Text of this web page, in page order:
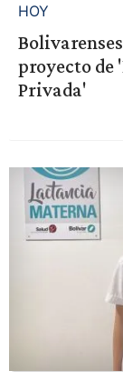
HOY
proyecto de
Privada'